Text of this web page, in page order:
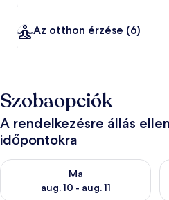
Az otthon érzése (6)
Szobaopciók
A rendelkezésre állás
időpontokra
Ma
aug. 10 - aug. 11
A ma esti rendelkezésre állás